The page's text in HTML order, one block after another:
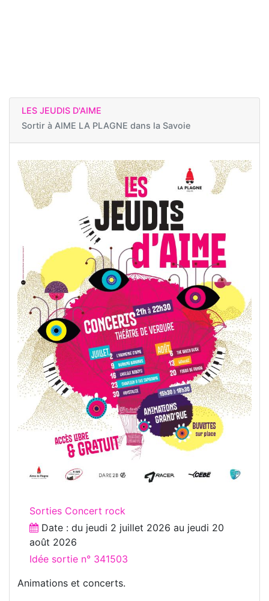
LES JEUDIS D'AIME
Sortir à AIME LA PLAGNE dans la Savoie
Sorties Concert rock
Date : du jeudi 2 juillet 2026 au jeudi 20
août 2026
Idée sortie n° 341503
Animations et concerts.